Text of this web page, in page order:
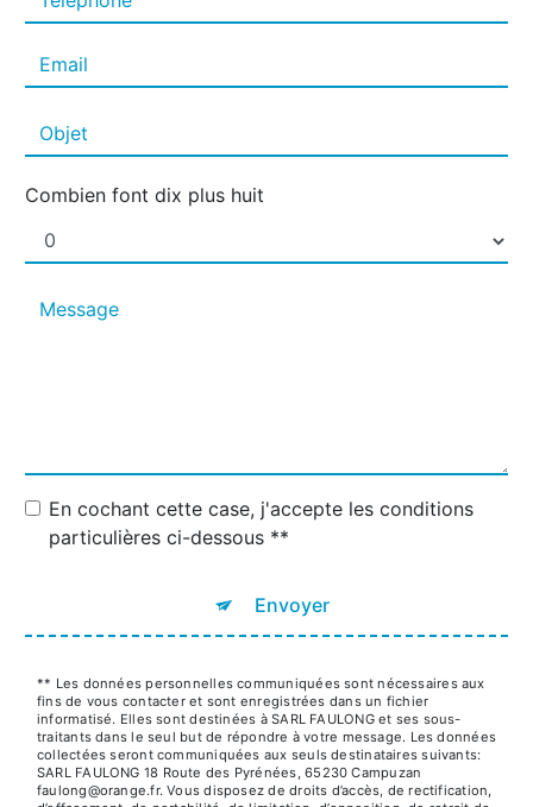
Combien font dix plus huit
En cochant cette case, j'accepte les conditions
particulières ci-dessous **
Envoyer
** Les données personnelles communiquées sont nécessaires aux
fins de vous contacter et sont enregistrées dans un fichier
informatisé. Elles sont destinées à SARL FAULONG et ses sous-
traitants dans le seul but de répondre à votre message. Les données
collectées seront communiquées aux seuls destinataires suivants:
SARL FAULONG 18 Route des Pyrénées, 65230 Campuzan
faulong@orange.fr. Vous disposez de droits d’accès, de rectification,